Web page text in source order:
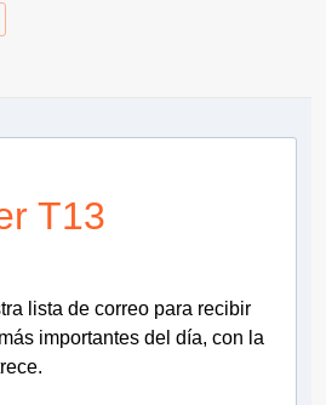
T13
lista de correo para recibir
importantes del día, con la